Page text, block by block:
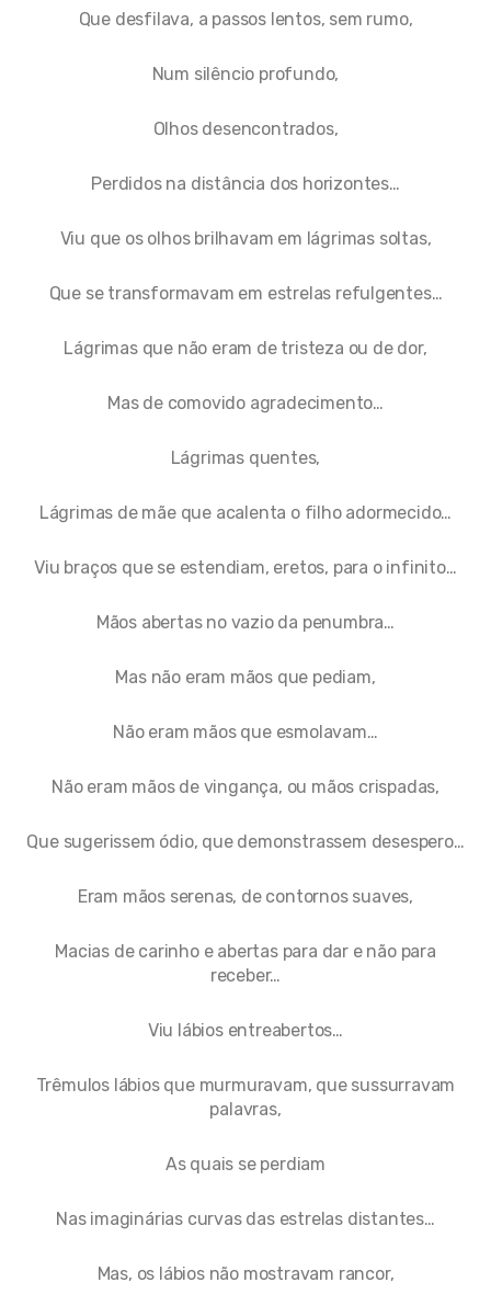
Que desfilava, a passos lentos, sem rumo,
Num silêncio profundo,
Olhos desencontrados,
Perdidos na distância dos horizontes…
Viu que os olhos brilhavam em lágrimas soltas,
Que se transformavam em estrelas refulgentes…
Lágrimas que não eram de tristeza ou de dor,
Mas de comovido agradecimento…
Lágrimas quentes,
Lágrimas de mãe que acalenta o filho adormecido…
Viu braços que se estendiam, eretos, para o infinito…
Mãos abertas no vazio da penumbra…
Mas não eram mãos que pediam,
Não eram mãos que esmolavam…
Não eram mãos de vingança, ou mãos crispadas,
Que sugerissem ódio, que demonstrassem desespero…
Eram mãos serenas, de contornos suaves,
Macias de carinho e abertas para dar e não para
receber…
Viu lábios entreabertos…
Trêmulos lábios que murmuravam, que sussurravam
palavras,
As quais se perdiam
Nas imaginárias curvas das estrelas distantes…
Mas, os lábios não mostravam rancor,